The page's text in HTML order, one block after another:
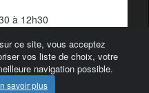
ce site, vous acceptez
vos liste de choix, votre
navigation possible.
savoir plus
à 12h30